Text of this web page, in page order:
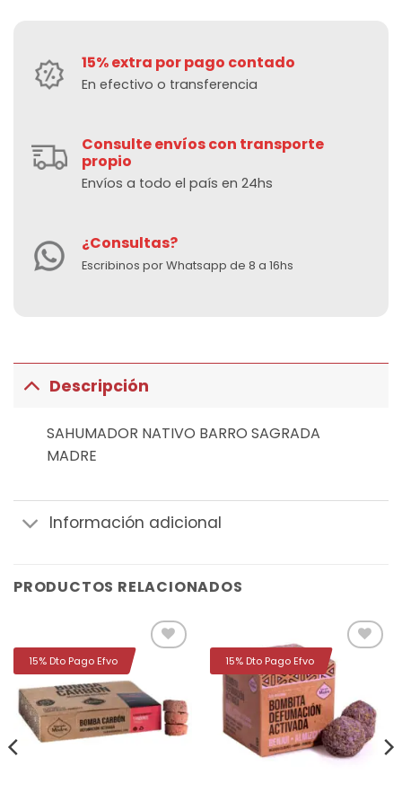
15% extra por pago contado
En efectivo o transferencia
Consulte envíos con transporte
propio
Envíos a todo el país en 24hs
¿Consultas?
Escribinos por Whatsapp de 8 a 16hs
Descripción
SAHUMADOR NATIVO BARRO SAGRADA
MADRE
Información adicional
PRODUCTOS RELACIONADOS
deseos
15% Dto Pago Efvo
deseos
15% Dto Pago Efvo